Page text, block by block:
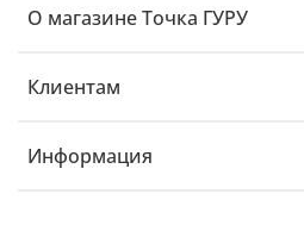
О магазине Точка ГУРУ
Клиентам
Информация